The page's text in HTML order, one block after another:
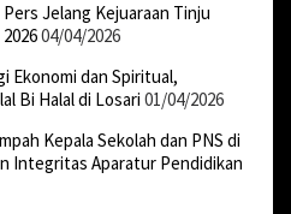
Jelang Kejuaraan Tinju
04/04/2026
Ekonomi dan Spiritual,
Bi Halal di Losari 01/04/2026
Kepala Sekolah dan PNS di
Integritas Aparatur Pendidikan